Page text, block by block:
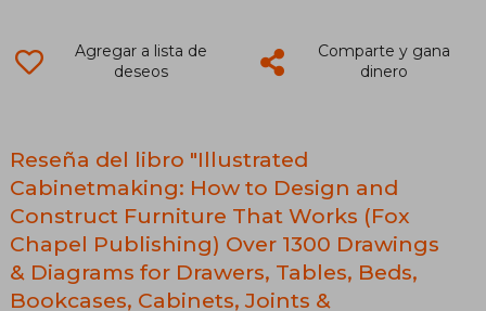
Agregar a lista de
deseos
Comparte y gana
dinero
Reseña del libro "Illustrated
Cabinetmaking: How to Design and
Construct Furniture That Works (Fox
Chapel Publishing) Over 1300 Drawings
& Diagrams for Drawers, Tables, Beds,
Bookcases, Cabinets, Joints &